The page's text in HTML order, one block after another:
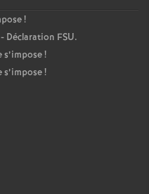
!
Déclaration FSU.
s’impose!
s’impose!